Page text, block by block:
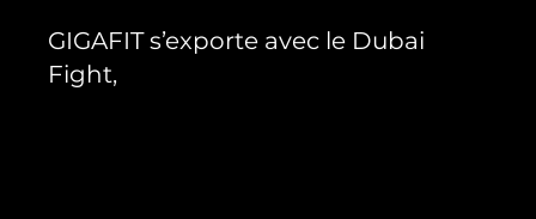
GIGAFIT s’exporte avec le Dubai
Fight,